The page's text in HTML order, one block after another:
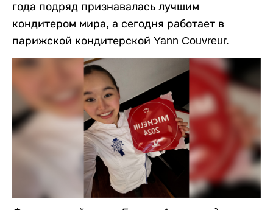
года подряд признавалась лучшим
кондитером мира, а сегодня работает в
парижской кондитерской Yann Couvreur.